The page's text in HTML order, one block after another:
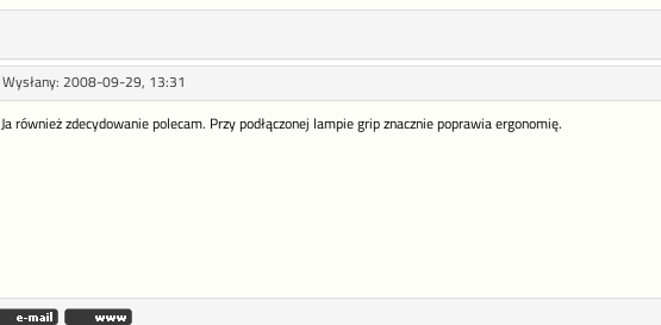
Wysłany: 2008-09-29, 13:31
Ja również zdecydowanie polecam. Przy podłączonej lampie grip znacznie poprawia ergonomię.